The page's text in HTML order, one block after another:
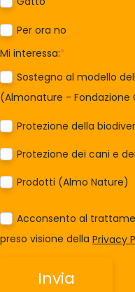
Per ora no
Mi interessa:*
Sostegno al modello
(Almonature - Fondazione
Protezione della
Protezione dei cani e
Prodotti (Almo Nature)
Acconsento al
preso visione della Privacy